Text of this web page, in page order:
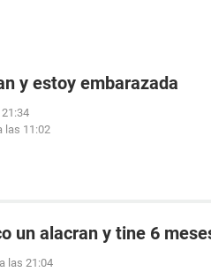
y estoy embarazada
las 11:02
un alacran y tine 6
las 21:04